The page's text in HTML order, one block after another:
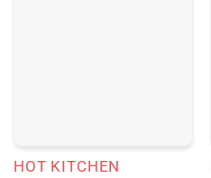
HOT KITCHEN